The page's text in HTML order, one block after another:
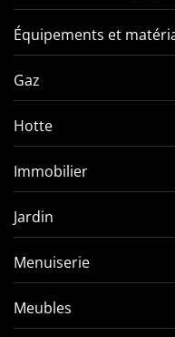
Équipements et
Gaz
Hotte
Immobilier
Jardin
Menuiserie
Meubles